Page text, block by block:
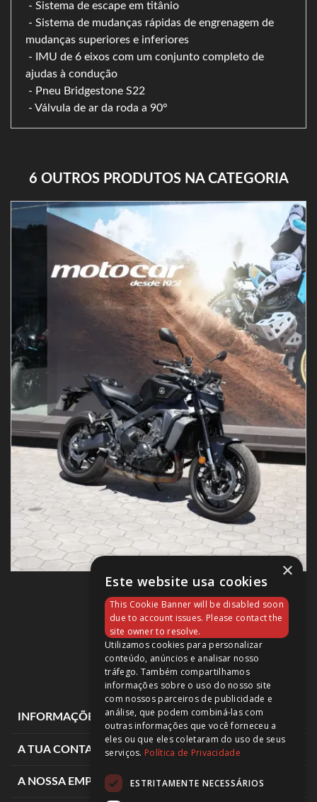
- Sistema de escape em titânio
- Sistema de mudanças rápidas de engrenagem de
mudanças superiores e inferiores
- IMU de 6 eixos com um conjunto completo de
ajudas à condução
- Pneu Bridgestone S22
- Válvula de ar da roda a 90°
6 OUTROS PRODUTOS NA CATEGORIA
MT-09 2025
11 200,00 €
INFORMAÇÕES DE LOJA
A TUA CONTA
A NOSSA EMPRESA
×
Este website usa cookies
This Cookie Banner will be disabled soon
due to account issues. Please contact the
site owner to resolve.
Utilizamos cookies para personalizar
conteúdo, anúncios e analisar nosso
tráfego. Também compartilhamos
informações sobre o uso do nosso site
com nossos parceiros de publicidade e
análise, que podem combiná-las com
outras informações que você forneceu a
eles ou que eles coletaram do uso de seus
serviços. Política de Privacidade
ESTRITAMENTE NECESSÁRIOS